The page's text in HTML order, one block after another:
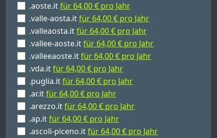
.aoste.itfür 64,00 € pro Jahr
.valle-aosta.itfür 64,00 € pro Jahr
.valleaosta.itfür 64,00 € pro Jahr
.vallee-aoste.itfür 64,00 € pro Jahr
.valleeaoste.itfür 64,00 € pro Jahr
.vda.itfür 64,00 € pro Jahr
.puglia.itfür 64,00 € pro Jahr
.ar.itfür 64,00 € pro Jahr
.arezzo.itfür 64,00 € pro Jahr
.ap.itfür 64,00 € pro Jahr
.ascoli-piceno.itfür 64,00 € pro Jahr